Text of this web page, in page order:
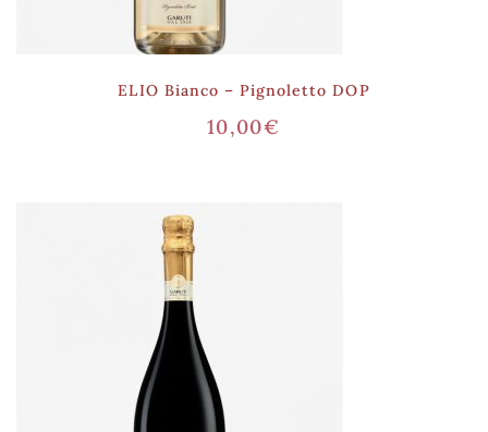
ELIO Bianco – Pignoletto DOP
10,00€